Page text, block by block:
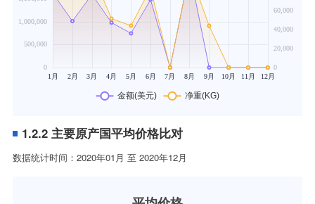
1.2.2 主要原产国平均价格比对
数据统计时间：2020年01月 至 2020年12月